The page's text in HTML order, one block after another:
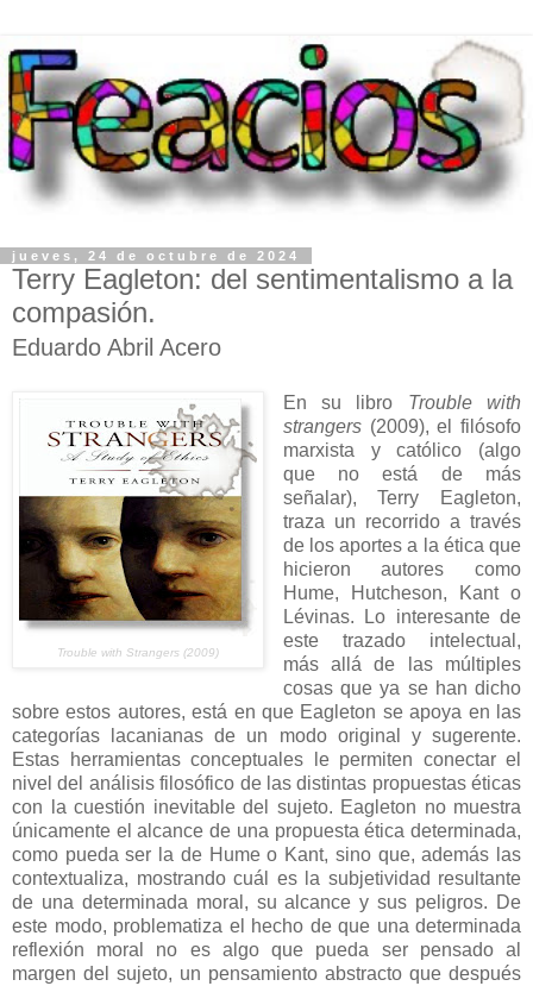
jueves, 24 de octubre de 2024
Terry Eagleton: del sentimentalismo a la
compasión.
Eduardo Abril Acero
Trouble with Strangers (2009)
En su libro Trouble with
strangers(2009), el filósofo
marxista y católico (algo
que no está de más
señalar), Terry Eagleton,
traza un recorrido a través
de los aportes a la ética que
hicieron autores como
Hume, Hutcheson, Kant o
Lévinas. Lo interesante de
este trazado intelectual,
más allá de las múltiples
cosas que ya se han dicho
sobre estos autores, está en que Eagleton se apoya en las
categorías lacanianas de un modo original y sugerente.
Estas herramientas conceptuales le permiten conectar el
nivel del análisis filosófico de las distintas propuestas éticas
con la cuestión inevitable del sujeto. Eagleton no muestra
únicamente el alcance de una propuesta ética determinada,
como pueda ser la de Hume o Kant, sino que, además las
contextualiza, mostrando cuál es la subjetividad resultante
de una determinada moral, su alcance y sus peligros. De
este modo, problematiza el hecho de que una determinada
reflexión moral no es algo que pueda ser pensado al
margen del sujeto, un pensamiento abstracto que después